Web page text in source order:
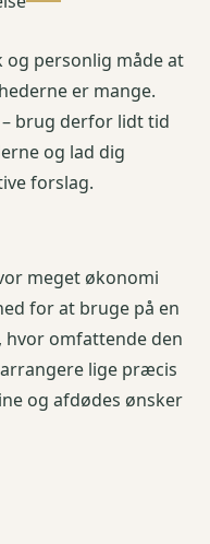
og personlig måde at
er mange.
brug derfor lidt tid
og lad dig
forslag.
meget økonomi
for at bruge på en
hvor omfattende den
lige præcis
og afdødes ønsker